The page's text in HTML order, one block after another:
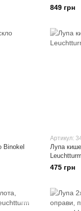
Leuchtturm
849 грн
Binokel
Артикул:
Лупа
Leuchtturm
475 грн